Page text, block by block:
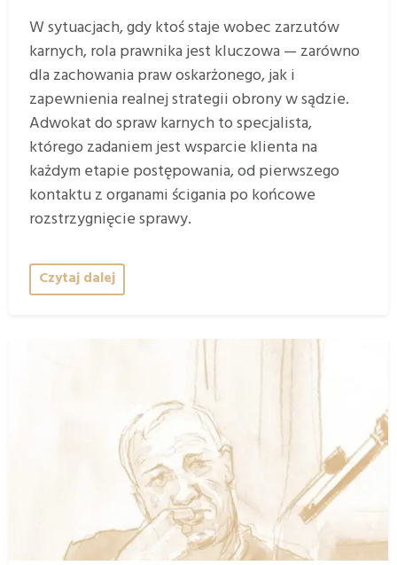
W sytuacjach, gdy ktoś staje wobec zarzutów
karnych, rola prawnika jest kluczowa — zarówno
dla zachowania praw oskarżonego, jak i
zapewnienia realnej strategii obrony w sądzie.
Adwokat do spraw karnych to specjalista,
którego zadaniem jest wsparcie klienta na
każdym etapie postępowania, od pierwszego
kontaktu z organami ścigania po końcowe
rozstrzygnięcie sprawy.
Czytaj dalej